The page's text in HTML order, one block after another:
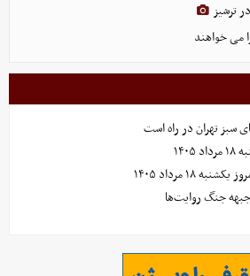
ترشیز
می خواهند
۱۸ مرداد ۱۴۰۵
جنگ روایت‌ها